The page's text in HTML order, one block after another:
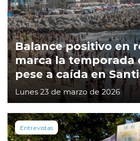
Balance positivo en
marca la temporada
pese a caída en
Lunes 23 de marzo de 2026
Entrevistas